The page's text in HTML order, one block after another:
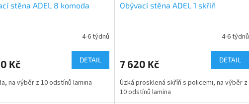
stěna ADEL 8 komoda
4-6 týdnů
Kč DETAIL
na výběr z 10 odstínů lamina
Obývací stěna ADEL 1 skříň
4-6 týdnů
7 620 Kč DETAIL
Úzká prosklená skříň s policemi, na výběr z
10 odstínů lamina